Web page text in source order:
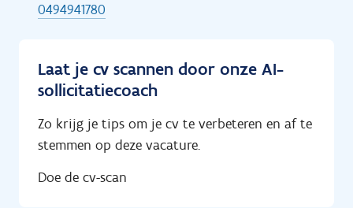
0494941780
Laat je cv scannen door onze AI-
sollicitatiecoach
Zo krijg je tips om je cv te verbeteren en af te
stemmen op deze vacature.
Doe de cv-scan